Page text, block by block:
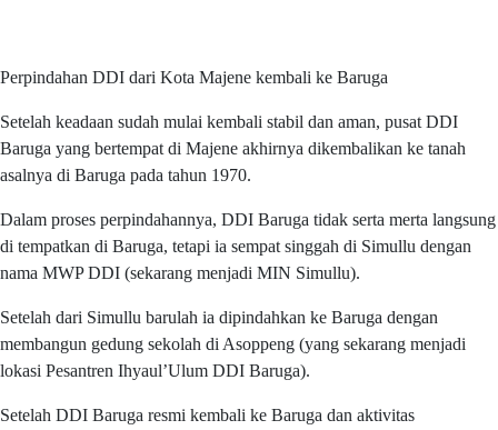
Perpindahan DDI dari Kota Majene kembali ke Baruga
Setelah keadaan sudah mulai kembali stabil dan aman, pusat DDI
Baruga yang bertempat di Majene akhirnya dikembalikan ke tanah
asalnya di Baruga pada tahun 1970.
Dalam proses perpindahannya, DDI Baruga tidak serta merta langsung
di tempatkan di Baruga, tetapi ia sempat singgah di Simullu dengan
nama MWP DDI (sekarang menjadi MIN Simullu).
Setelah dari Simullu barulah ia dipindahkan ke Baruga dengan
membangun gedung sekolah di Asoppeng (yang sekarang menjadi
lokasi Pesantren Ihyaul’Ulum DDI Baruga).
Setelah DDI Baruga resmi kembali ke Baruga dan aktivitas